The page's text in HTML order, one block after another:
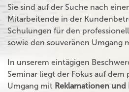
Sie sind auf der Suche nach
Mitarbeitende in der
Schulungen für den
sowie den souveränen Umgang
In unserem eintägigen
Seminar liegt der Fokus auf dem
Umgang mit Reklamationen und